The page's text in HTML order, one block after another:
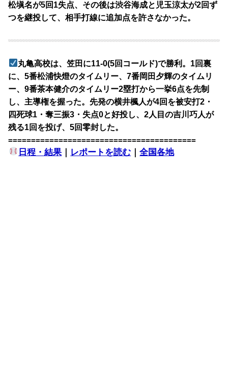
松塡名が5回1失点、その後は渋谷海成と児玉涼太が2回ず
つを継投して、相手打線に追加点を許さなかった。
丸亀高校は、笠田に11-0(5回コールド)で勝利。1回裏
に、5番松浦快燈のタイムリー、7番岡田夕輝のタイムリ
ー、9番茶本健介のタイムリー2塁打から一挙6点を先制
し、主導権を握った。先発の横井楓人が4回を被安打2・
四死球1・奪三振3・失点0と好投し、2人目の吉川巧人が
残る1回を投げ、5回零封した。
=========================================
日程・結果 ｜ レポートを読む ｜全国各地